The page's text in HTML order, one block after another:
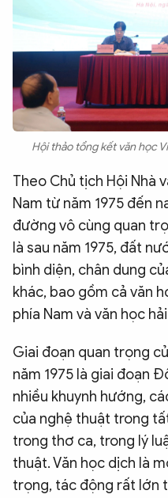
Hội thảo tổng kết văn học
Theo Chủ tịch Hội Nhà
Nam từ năm 1975 đến
đường vô cùng quan
là sau năm 1975, đất
bình diện, chân dung
khác, bao gồm cả văn
phía Nam và văn học
Giai đoạn quan trọng
năm 1975 là giai đoạn
nhiều khuynh hướng,
của nghệ thuật trong
trong thơ ca, trong lý
thuật. Văn học dịch là
trọng, tác động rất lớn